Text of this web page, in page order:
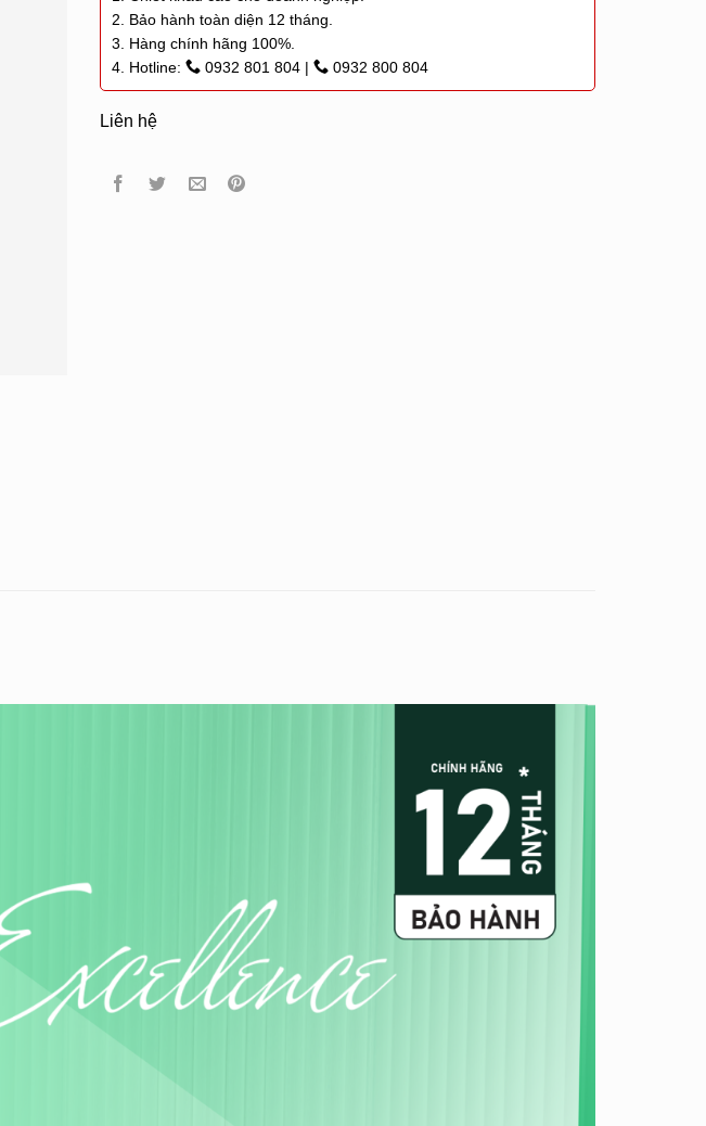
2. Bảo hành toàn diện 12 tháng.
3. Hàng chính hãng 100%.
4. Hotline:
0932 801 804| 0932 800 804
Liên hệ